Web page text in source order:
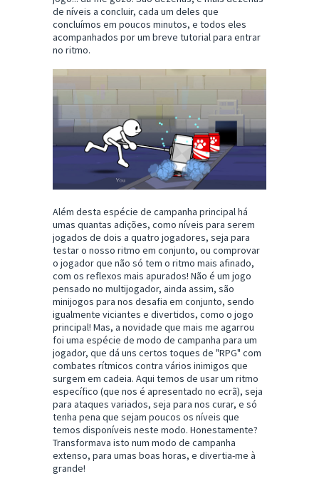
de níveis a concluir, cada um deles que
concluímos em poucos minutos, e todos eles
acompanhados por um breve tutorial para entrar
no ritmo.
Além desta espécie de campanha principal há
umas quantas adições, como níveis para serem
jogados de dois a quatro jogadores, seja para
testar o nosso ritmo em conjunto, ou comprovar
o jogador que não só tem o ritmo mais afinado,
com os reflexos mais apurados! Não é um jogo
pensado no multijogador, ainda assim, são
minijogos para nos desafia em conjunto, sendo
igualmente viciantes e divertidos, como o jogo
principal! Mas, a novidade que mais me agarrou
foi uma espécie de modo de campanha para um
jogador, que dá uns certos toques de "RPG" com
combates rítmicos contra vários inimigos que
surgem em cadeia. Aqui temos de usar um ritmo
específico (que nos é apresentado no ecrã), seja
para ataques variados, seja para nos curar, e só
tenha pena que sejam poucos os níveis que
temos disponíveis neste modo. Honestamente?
Transformava isto num modo de campanha
extenso, para umas boas horas, e divertia-me à
grande!